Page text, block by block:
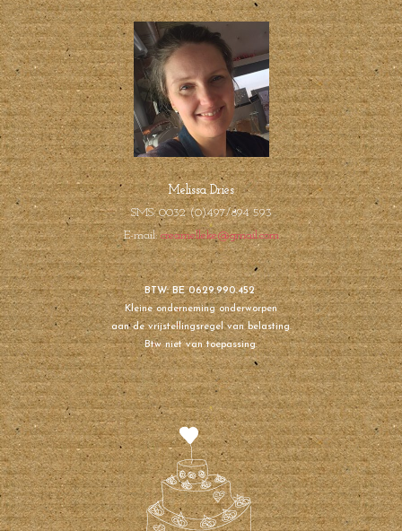
Melissa Dries
SMS: 0032 (0)497/894 593
E-mail:creamelleke@gmail.com
BTW: BE 0629.990.452
Kleine onderneming onderworpen
aan de vrijstellingsregel van belasting.
Btw niet van toepassing.